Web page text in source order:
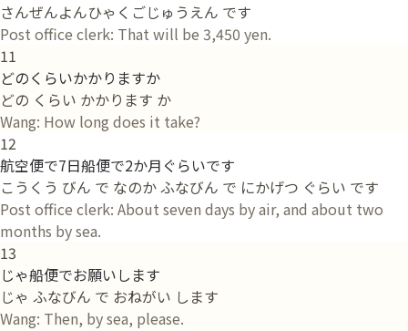
さんぜんよんひゃくごじゅうえん です
Post office clerk: That will be 3,450 yen.
11
どのくらいかかりますか
どの くらい かかります か
Wang: How long does it take?
12
航空便で7日船便で2か月ぐらいです
こうくう びん で なのか ふなびん で にかげつ ぐらい です
Post office clerk: About seven days by air, and about two
months by sea.
13
じゃ船便でお願いします
じゃ ふなびん で おねがい します
Wang: Then, by sea, please.